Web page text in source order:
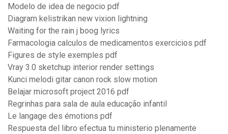
Modelo de idea de negocio pdf
Diagram kelistrikan new vixion lightning
Waiting for the rain j boog lyrics
Farmacologia calculos de medicamentos exercicios pdf
Figures de style exemples pdf
Vray 3.0 sketchup interior render settings
Kunci melodi gitar canon rock slow motion
Belajar microsoft project 2016 pdf
Regrinhas para sala de aula educação infantil
Le langage des émotions pdf
Respuesta del libro efectua tu ministerio plenamente